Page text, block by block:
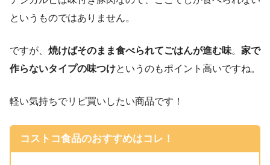
というものではありません。
ですが、 焼けばそのまま食べられてごはんが進む味。 家で
作らないタイプの味つけというのもポイント高いですね。
軽い気持ちでリピ買いしたい商品です！
コストコ食品のおすすめはコレ！